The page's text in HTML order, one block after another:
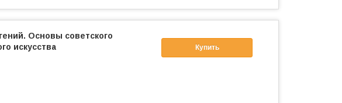
Купить
Основы советского
искусства